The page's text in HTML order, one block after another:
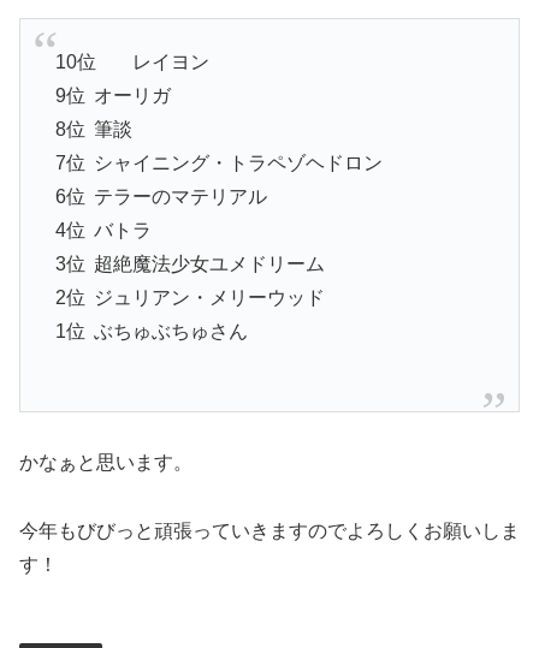
10位
レイヨン
9位 オーリガ
8位 筆談
7位 シャイニング・トラペゾヘドロン
6位 テラーのマテリアル
4位 バトラ
3位 超絶魔法少女ユメドリーム
2位 ジュリアン・メリーウッド
1位 ぶちゅぶちゅさん
かなぁと思います。
今年もびびっと頑張っていきますのでよろしくお願いしま
す！